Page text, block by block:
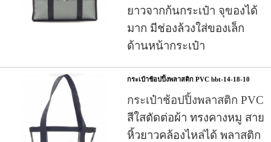
ยาวจากก้นกระเป๋า จุของได้
มาก มีช่องล้วงใส่ของเล็ก
ด้านหน้ากระเป๋า
กระเป๋าช้อปปิ้งพลาสติก PVC bbt-14-18-10
กระเป๋าช้อปปิ้งพลาสติก PVC
สีใสตัดต่อผ้า ทรงคางหมู สาย
หิ้วยาวคล้องไหล่ได้ พลาสติก